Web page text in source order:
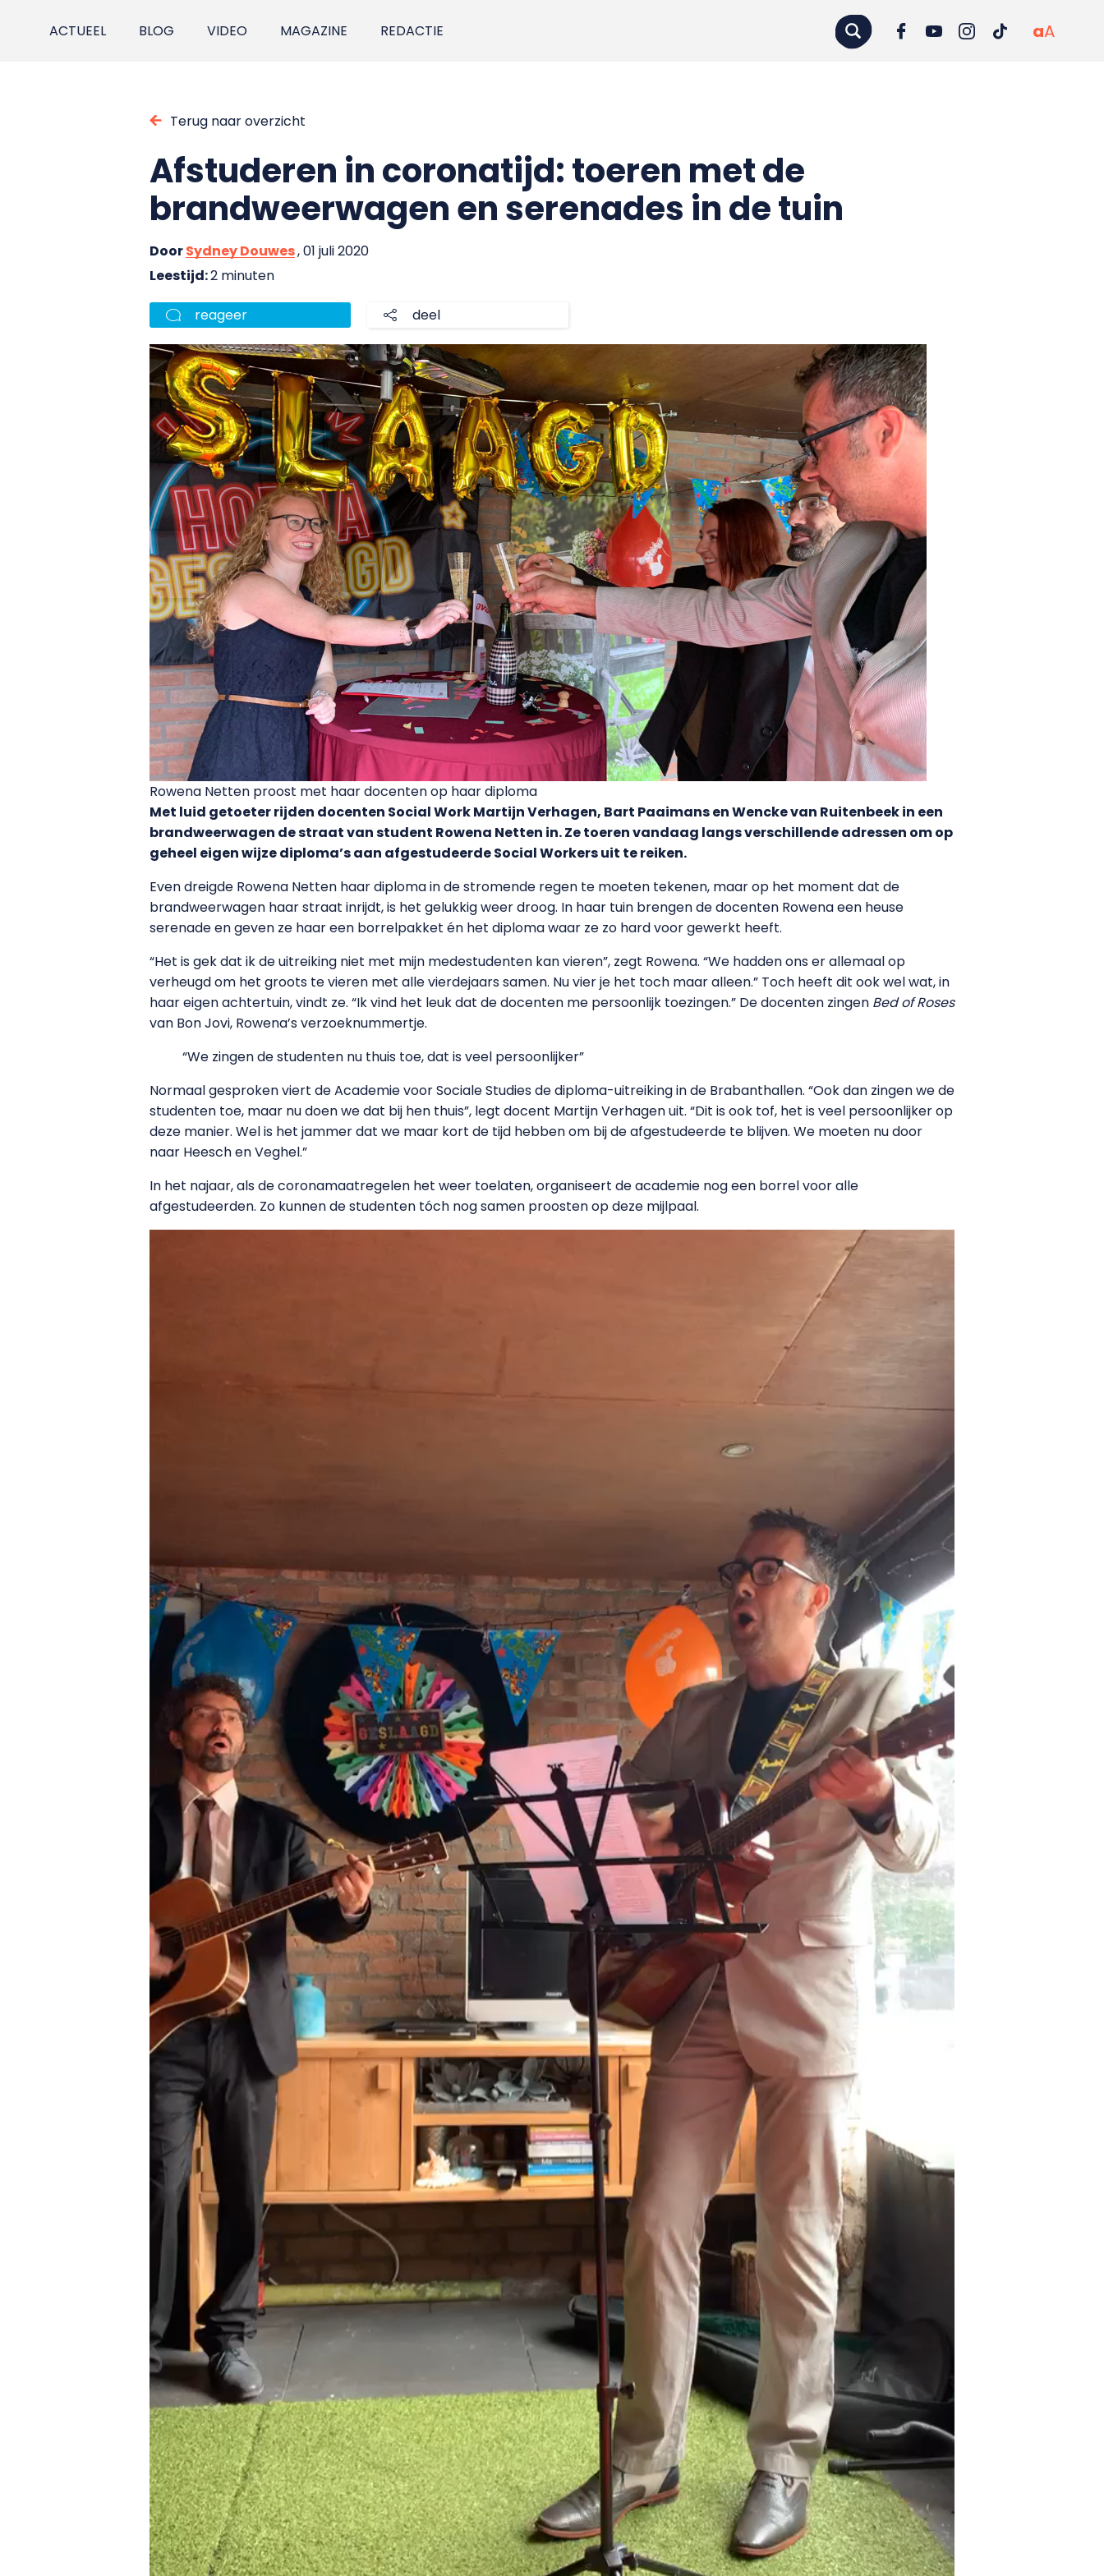
ACTUEEL BLOG VIDEO MAGAZINE REDACTIE aA
Terug naar overzicht
Afstuderen in coronatijd: toeren met de
brandweerwagen en serenades in de tuin
DoorSydney Douwes, 01 juli 2020
Leestijd:2 minuten
reageer deel
Rowena Netten proost met haar docenten op haar diploma
Met luid getoeter rijden docenten Social Work Martijn Verhagen, Bart Paaimans en Wencke van Ruitenbeek in een
brandweerwagen de straat van student Rowena Netten in. Ze toeren vandaag langs verschillende adressen om op
geheel eigen wijze diploma’s aan afgestudeerde Social Workers uit te reiken.
Even dreigde Rowena Netten haar diploma in de stromende regen te moeten tekenen, maar op het moment dat de
brandweerwagen haar straat inrijdt, is het gelukkig weer droog. In haar tuin brengen de docenten Rowena een heuse
serenade en geven ze haar een borrelpakket én het diploma waar ze zo hard voor gewerkt heeft.
“Het is gek dat ik de uitreiking niet met mijn medestudenten kan vieren”, zegt Rowena. “We hadden ons er allemaal op
verheugd om het groots te vieren met alle vierdejaars samen. Nu vier je het toch maar alleen.” Toch heeft dit ook wel wat, in
haar eigen achtertuin, vindt ze. “Ik vind het leuk dat de docenten me persoonlijk toezingen.” De docenten zingen Bed of Roses
van Bon Jovi, Rowena’s verzoeknummertje.
“We zingen de studenten nu thuis toe, dat is veel persoonlijker”
Normaal gesproken viert de Academie voor Sociale Studies de diploma-uitreiking in de Brabanthallen. “Ook dan zingen we de
studenten toe, maar nu doen we dat bij hen thuis”, legt docent Martijn Verhagen uit. “Dit is ook tof, het is veel persoonlijker op
deze manier. Wel is het jammer dat we maar kort de tijd hebben om bij de afgestudeerde te blijven. We moeten nu door
naar Heesch en Veghel.”
In het najaar, als de coronamaatregelen het weer toelaten, organiseert de academie nog een borrel voor alle
afgestudeerden. Zo kunnen de studenten tóch nog samen proosten op deze mijlpaal.